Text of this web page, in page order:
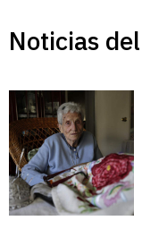
Noticias del